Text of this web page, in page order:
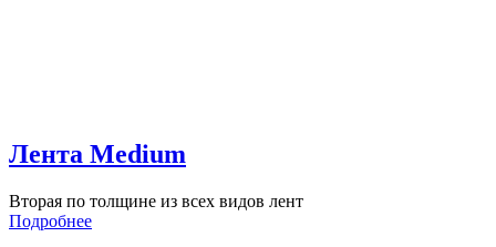
Лента Medium
Вторая по толщине из всех видов лент
Подробнее